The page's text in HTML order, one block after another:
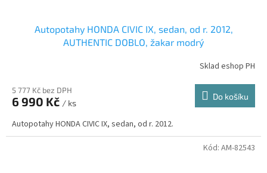
Autopotahy HONDA CIVIC IX, sedan, od r. 2012,
AUTHENTIC DOBLO, žakar modrý
Sklad eshop PH
5 777 Kč bez DPH
6 990 Kč / ks
Do košíku
Autopotahy HONDA CIVIC IX, sedan, od r. 2012.
Kód: AM-82543